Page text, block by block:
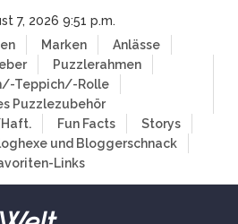
7, 2026 9:51 p.m.
Marken
Anlässe
Puzzlerahmen
Teppich/-Rolle
Puzzlezubehör
Fun Facts
Storys
und Bloggerschnack
Links